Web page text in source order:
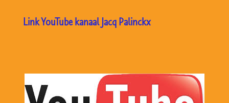
Link YouTube kanaal Jacq Palinckx